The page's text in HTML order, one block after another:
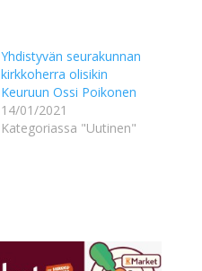
Yhdistyvän seurakunnan
kirkkoherra olisikin
Keuruun Ossi Poikonen
14/01/2021
Kategoriassa "Uutinen"